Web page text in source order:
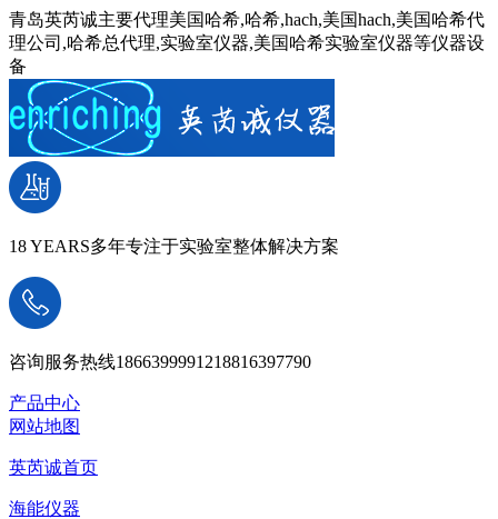
青岛英芮诚主要代理美国哈希,哈希,hach,美国hach,美国哈希代
理公司,哈希总代理,实验室仪器,美国哈希实验室仪器等仪器设
备
18 YEARS多年专注于实验室整体解决方案
咨询服务热线1866399991218816397790
产品中心
网站地图
英芮诚首页
海能仪器